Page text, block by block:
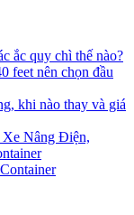
ắc quy chì thế nào?
feet nên chọn đầu
khi nào thay và giá
Nâng Điện,